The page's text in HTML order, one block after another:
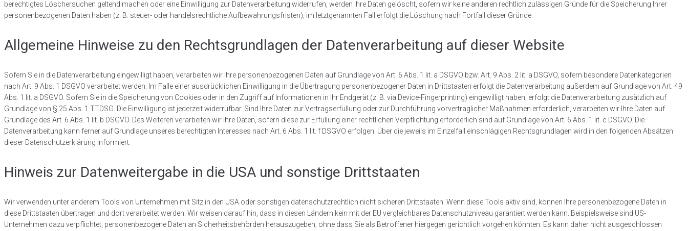
berechtigtes Löschersuchen geltend machen oder eine Einwilligung zur Datenverarbeitung widerrufen, werden Ihre Daten gelöscht, sofern wir keine anderen rechtlich zulässigen Gründe für die Speicherung Ihrer
personenbezogenen Daten haben (z. B. steuer- oder handelsrechtliche Aufbewahrungsfristen); im letztgenannten Fall erfolgt die Löschung nach Fortfall dieser Gründe.
Allgemeine Hinweise zu den Rechtsgrundlagen der Datenverarbeitung auf dieser Website
Sofern Sie in die Datenverarbeitung eingewilligt haben, verarbeiten wir Ihre personenbezogenen Daten auf Grundlage von Art. 6 Abs. 1 lit. a DSGVO bzw. Art. 9 Abs. 2 lit. a DSGVO, sofern besondere Datenkategorien
nach Art. 9 Abs. 1 DSGVO verarbeitet werden. Im Falle einer ausdrücklichen Einwilligung in die Übertragung personenbezogener Daten in Drittstaaten erfolgt die Datenverarbeitung außerdem auf Grundlage von Art. 49
Abs. 1 lit. a DSGVO. Sofern Sie in die Speicherung von Cookies oder in den Zugriff auf Informationen in Ihr Endgerät (z. B. via Device-Fingerprinting) eingewilligt haben, erfolgt die Datenverarbeitung zusätzlich auf
Grundlage von § 25 Abs. 1 TTDSG. Die Einwilligung ist jederzeit widerrufbar. Sind Ihre Daten zur Vertragserfüllung oder zur Durchführung vorvertraglicher Maßnahmen erforderlich, verarbeiten wir Ihre Daten auf
Grundlage des Art. 6 Abs. 1 lit. b DSGVO. Des Weiteren verarbeiten wir Ihre Daten, sofern diese zur Erfüllung einer rechtlichen Verpflichtung erforderlich sind auf Grundlage von Art. 6 Abs. 1 lit. c DSGVO. Die
Datenverarbeitung kann ferner auf Grundlage unseres berechtigten Interesses nach Art. 6 Abs. 1 lit. f DSGVO erfolgen. Über die jeweils im Einzelfall einschlägigen Rechtsgrundlagen wird in den folgenden Absätzen
dieser Datenschutzerklärung informiert.
Hinweis zur Datenweitergabe in die USA und sonstige Drittstaaten
Wir verwenden unter anderem Tools von Unternehmen mit Sitz in den USA oder sonstigen datenschutzrechtlich nicht sicheren Drittstaaten. Wenn diese Tools aktiv sind, können Ihre personenbezogene Daten in
diese Drittstaaten übertragen und dort verarbeitet werden. Wir weisen darauf hin, dass in diesen Ländern kein mit der EU vergleichbares Datenschutzniveau garantiert werden kann. Beispielsweise sind US-
Unternehmen dazu verpflichtet, personenbezogene Daten an Sicherheitsbehörden herauszugeben, ohne dass Sie als Betroffener hiergegen gerichtlich vorgehen könnten. Es kann daher nicht ausgeschlossen